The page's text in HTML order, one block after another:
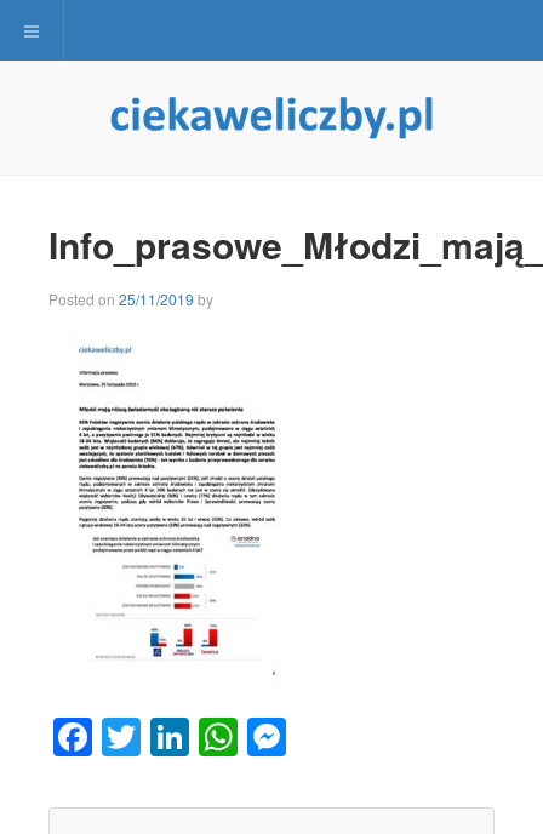
Toggle navigation
Posted on 25/11/2019 by
Facebook
Twitter
LinkedIn
WhatsApp